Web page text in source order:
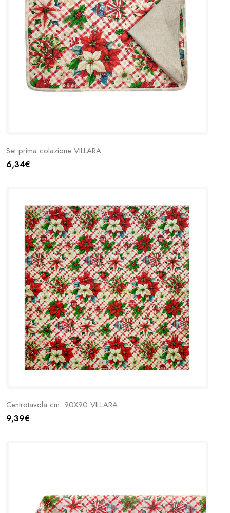
Set prima colazione VILLARA
6,34€
Centrotavola cm. 90X90 VILLARA
9,39€